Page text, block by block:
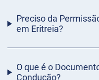
Preciso da
em Eritreia?
O que é o
Condução?